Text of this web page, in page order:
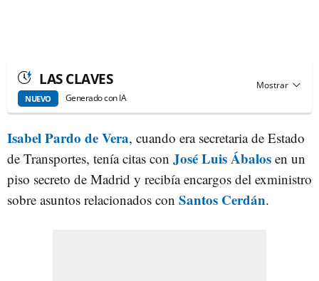
LAS CLAVES
NUEVO Generado con IA
Isabel Pardo de Vera, cuando era secretaria de Estado
de Transportes, tenía citas con José Luis Ábalos en un
piso secreto de Madrid y recibía encargos del exministro
sobre asuntos relacionados con Santos Cerdán.